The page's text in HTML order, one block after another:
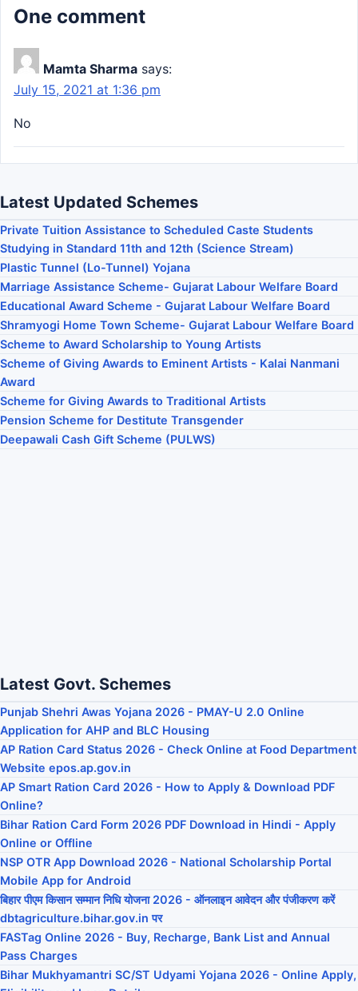
One comment
Mamta Sharma says:
July 15, 2021 at 1:36 pm
No
Latest Updated Schemes
Private Tuition Assistance to Scheduled Caste Students
Studying in Standard 11th and 12th (Science Stream)
Plastic Tunnel (Lo-Tunnel) Yojana
Marriage Assistance Scheme- Gujarat Labour Welfare Board
Educational Award Scheme - Gujarat Labour Welfare Board
Shramyogi Home Town Scheme- Gujarat Labour Welfare Board
Scheme to Award Scholarship to Young Artists
Scheme of Giving Awards to Eminent Artists - Kalai Nanmani
Award
Scheme for Giving Awards to Traditional Artists
Pension Scheme for Destitute Transgender
Deepawali Cash Gift Scheme (PULWS)
Latest Govt. Schemes
Punjab Shehri Awas Yojana 2026 - PMAY-U 2.0 Online
Application for AHP and BLC Housing
AP Ration Card Status 2026 - Check Online at Food Department
Website epos.ap.gov.in
AP Smart Ration Card 2026 - How to Apply & Download PDF
Online?
Bihar Ration Card Form 2026 PDF Download in Hindi - Apply
Online or Offline
NSP OTR App Download 2026 - National Scholarship Portal
Mobile App for Android
बिहार पीएम किसान सम्मान निधि योजना 2026 - ऑनलाइन आवेदन और पंजीकरण करें
dbtagriculture.bihar.gov.in पर
FASTag Online 2026 - Buy, Recharge, Bank List and Annual
Pass Charges
Bihar Mukhyamantri SC/ST Udyami Yojana 2026 - Online Apply,